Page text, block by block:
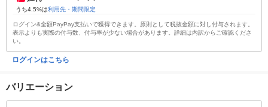
うち4.5%は利用先・期間限定
ログイン&全額PayPay支払いで獲得できます。原則として税抜金額に対し付与されます。
表示よりも実際の付与数、付与率が少ない場合があります。詳細は内訳からご確認くださ
い。
ログインはこちら
バリエーション